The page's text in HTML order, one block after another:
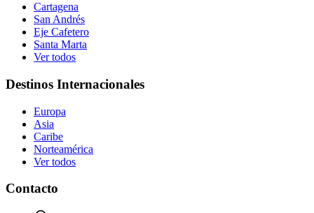
Cartagena
San Andrés
Eje Cafetero
Santa Marta
Ver todos
Destinos Internacionales
Europa
Asia
Caribe
Norteamérica
Ver todos
Contacto